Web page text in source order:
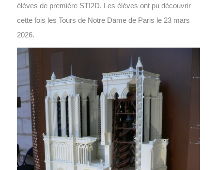
élèves de première STI2D. Les élèves ont pu découvrir
cette fois les Tours de Notre Dame de Paris le 23 mars
2026.